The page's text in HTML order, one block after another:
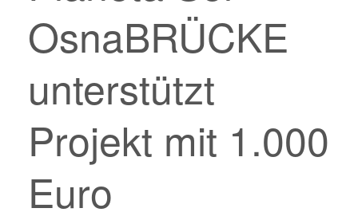
OsnaBRÜCKE
unterstützt
Projekt mit 1.000
Euro